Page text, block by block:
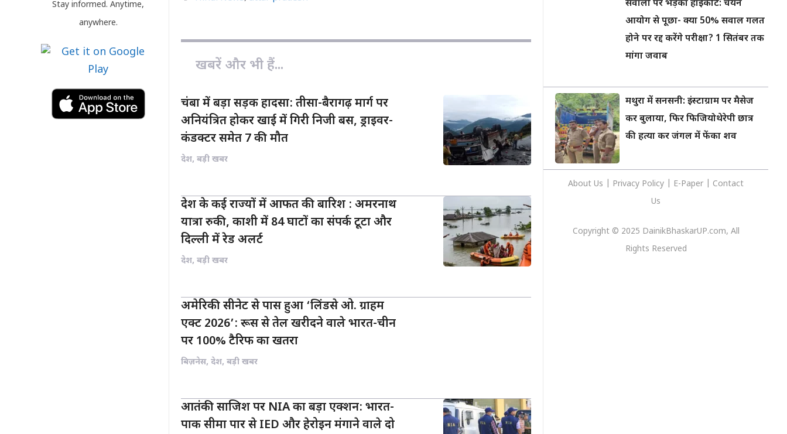
o
k
p
p
n
k
खबरें और भी हैं...
चंबा में बड़ा सड़क हादसा: तीसा-बैरागढ़ मार्ग पर
अनियंत्रित होकर खाई में गिरी निजी बस, ड्राइवर-
कंडक्टर समेत 7 की मौत
देश, बड़ी खबर
देश के कई राज्यों में आफत की बारिश : अमरनाथ
यात्रा रुकी, काशी में 84 घाटों का संपर्क टूटा और
दिल्ली में रेड अलर्ट
देश, बड़ी खबर
अमेरिकी सीनेट से पास हुआ ‘लिंडसे ओ. ग्राहम
एक्ट 2026’: रूस से तेल खरीदने वाले भारत-चीन
पर 100% टैरिफ का खतरा
बिज़नेस, देश, बड़ी खबर
आतंकी साजिश पर NIA का बड़ा एक्शन: भारत-
पाक सीमा पार से IED और हेरोइन मंगाने वाले दो
Stay informed. Anytime,
anywhere.
सवालों पर भड़का हाईकोर्ट: चयन
आयोग से पूछा- क्या 50% सवाल गलत
होने पर रद्द करेंगे परीक्षा? 1 सितंबर तक
मांगा जवाब
मथुरा में सनसनी: इंस्टाग्राम पर मैसेज
कर बुलाया, फिर फिजियोथेरेपी छात्र
की हत्या कर जंगल में फेंका शव
About Us Privacy Policy E-Paper
Contact
Us
Copyright © 2025 DainikBhaskarUP.com, All
Rights Reserved